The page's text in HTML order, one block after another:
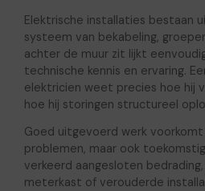
Elektrische installaties bestaan
systeem van bekabeling,
achter de muur zit lijkt
technische kennis en ervaring.
elektricien weet precies hoe hij
hoe hij storingen structureel
Goed uitgevoerd werk
problemen, maar ook
verkeerd aangesloten
meterkast of verouderde